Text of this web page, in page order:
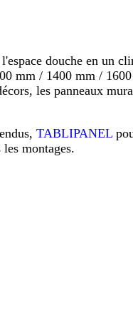
douche en un
mm / 1400 mm /
les panneaux
TABLIPANEL
montages.